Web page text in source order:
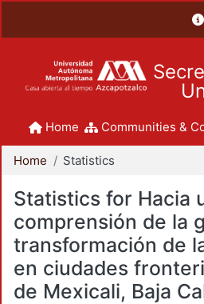
Home Communities &
Home Statistics
Statistics for Hacia
comprensión de la
transformación de
en ciudades
de Mexicali, Baja